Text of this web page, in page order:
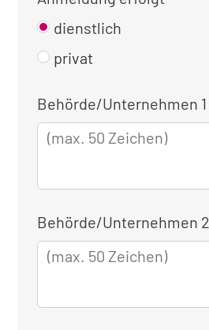
dienstlich
privat
Kontaktinformationen
für
die
Behörde/Unternehmen 1
Behörde/Unternehmen 2